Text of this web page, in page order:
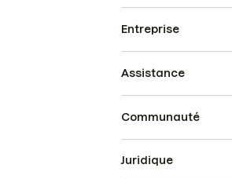
Entreprise
Assistance
Communauté
Juridique